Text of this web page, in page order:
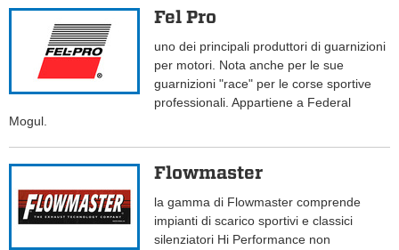
Fel Pro
uno dei principali produttori di guarnizioni
per motori. Nota anche per le sue
guarnizioni "race" per le corse sportive
professionali. Appartiene a Federal
Mogul.
Flowmaster
la gamma di Flowmaster comprende
impianti di scarico sportivi e classici
silenziatori Hi Performance non